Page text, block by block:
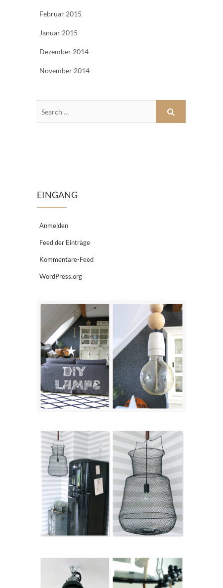
Februar 2015
Januar 2015
Dezember 2014
November 2014
EINGANG
Anmelden
Feed der Einträge
Kommentare-Feed
WordPress.org